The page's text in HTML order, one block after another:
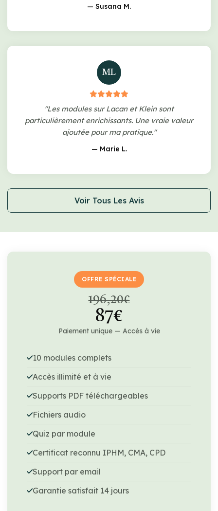
— Susana M.
ML
"Les modules sur Lacan et Klein sont
particulièrement enrichissants. Une vraie valeur
ajoutée pour ma pratique."
— Marie L.
Voir Tous Les Avis
OFFRE SPÉCIALE
196,20€
87€
Paiement unique — Accès à vie
10 modules complets
Accès illimité et à vie
Supports PDF téléchargeables
Fichiers audio
Quiz par module
Certificat reconnu IPHM, CMA, CPD
Support par email
Garantie satisfait 14 jours